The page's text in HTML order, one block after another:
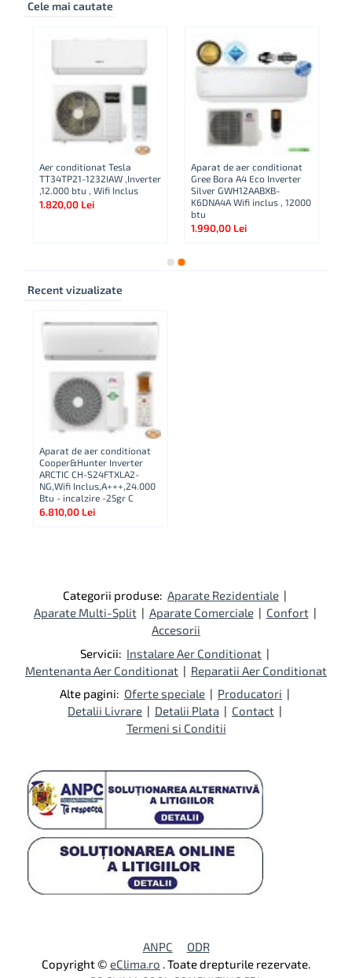
Cele mai cautate
Aer conditionat Tesla
TT34TP21-1232IAW ,Inverter
,12.000 btu , Wifi Inclus
1.820,00 Lei
Aparat de aer conditionat
Gree Bora A4 Eco Inverter
Silver GWH12AABXB-
K6DNA4A Wifi inclus , 12000
btu
1.990,00 Lei
Recent vizualizate
Aparat de aer conditionat
Cooper&Hunter Inverter
ARCTIC CH-S24FTXLA2-
NG,Wifi Inclus,A+++,24.000
Btu - incalzire -25gr C
6.810,00 Lei
Categorii produse: Aparate Rezidentiale |
Aparate Multi-Split| Aparate Comerciale| Confort|
Accesorii
Servicii: Instalare Aer Conditionat |
Mentenanta Aer Conditionat | Reparatii Aer Conditionat
Alte pagini: Oferte speciale | Producatori |
Detalii Livrare | Detalii Plata | Contact |
Termeni si Conditii
ANPC
ODR
Copyright © eClima.ro . Toate drepturile rezervate.